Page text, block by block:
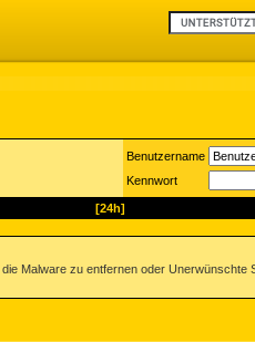
Benutzername
Kennwort
[24h]
Malware zu entfernen oder Unerwünschte